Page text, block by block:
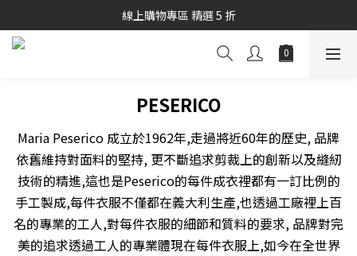
秋冬商品7折起優惠
線上購物專區 精選 5 折
秋冬商品7折起優惠
PESERICO
Maria Peserico 成立於1962年,走過將近60年的歷史, 品牌
依舊維持對面料的堅持, 更不斷追求剪裁上的創新以及縫紉
技術的精進,這也是Peserico的每件成衣裡都有一訂比例的
手工製成,每件衣服不僅都在義大利生產,也透過工廠裡上百
名的專業的工人,對每件衣服的細節和質料的要求, 品牌對完
美的追求透過工人的專業體現在每件衣服上,如今在全世界